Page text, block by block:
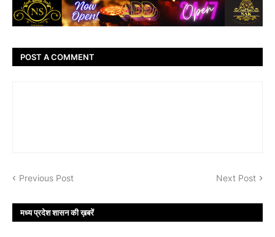
POST A COMMENT
Previous Post Next Post
मध्य प्रदेश शासन की ख़बरें